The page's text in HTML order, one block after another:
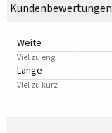
Kundenbewertungen
Weite
Viel zu eng
Länge
Viel zu kurz